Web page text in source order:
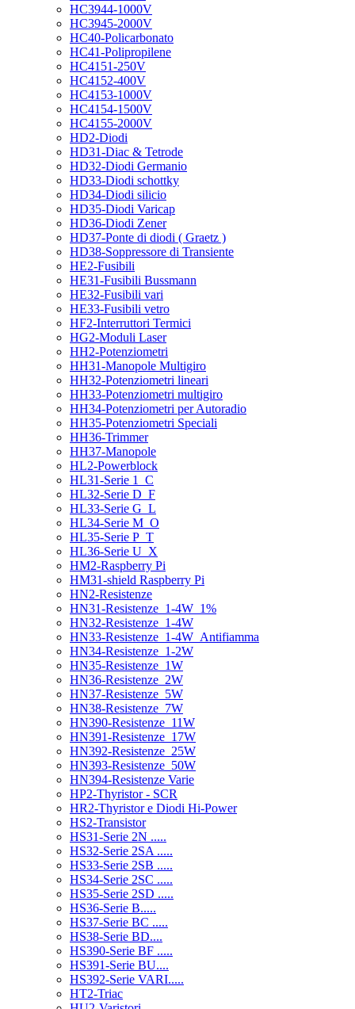
HC3944-1000V
HC3945-2000V
HC40-Policarbonato
HC41-Polipropilene
HC4151-250V
HC4152-400V
HC4153-1000V
HC4154-1500V
HC4155-2000V
HD2-Diodi
HD31-Diac & Tetrode
HD32-Diodi Germanio
HD33-Diodi schottky
HD34-Diodi silicio
HD35-Diodi Varicap
HD36-Diodi Zener
HD37-Ponte di diodi ( Graetz )
HD38-Soppressore di Transiente
HE2-Fusibili
HE31-Fusibili Bussmann
HE32-Fusibili vari
HE33-Fusibili vetro
HF2-Interruttori Termici
HG2-Moduli Laser
HH2-Potenziometri
HH31-Manopole Multigiro
HH32-Potenziometri lineari
HH33-Potenziometri multigiro
HH34-Potenziometri per Autoradio
HH35-Potenziometri Speciali
HH36-Trimmer
HH37-Manopole
HL2-Powerblock
HL31-Serie 1_C
HL32-Serie D_F
HL33-Serie G_L
HL34-Serie M_O
HL35-Serie P_T
HL36-Serie U_X
HM2-Raspberry Pi
HM31-shield Raspberry Pi
HN2-Resistenze
HN31-Resistenze_1-4W_1%
HN32-Resistenze_1-4W
HN33-Resistenze_1-4W_Antifiamma
HN34-Resistenze_1-2W
HN35-Resistenze_1W
HN36-Resistenze_2W
HN37-Resistenze_5W
HN38-Resistenze_7W
HN390-Resistenze_11W
HN391-Resistenze_17W
HN392-Resistenze_25W
HN393-Resistenze_50W
HN394-Resistenze Varie
HP2-Thyristor - SCR
HR2-Thyristor e Diodi Hi-Power
HS2-Transistor
HS31-Serie 2N .....
HS32-Serie 2SA .....
HS33-Serie 2SB .....
HS34-Serie 2SC .....
HS35-Serie 2SD .....
HS36-Serie B.....
HS37-Serie BC .....
HS38-Serie BD....
HS390-Serie BF .....
HS391-Serie BU....
HS392-Serie VARI.....
HT2-Triac